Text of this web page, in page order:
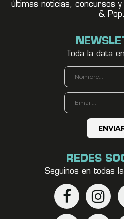
últimas noticias, concursos y
& Pop.
Toda la data
REDES
Seguinos en todas